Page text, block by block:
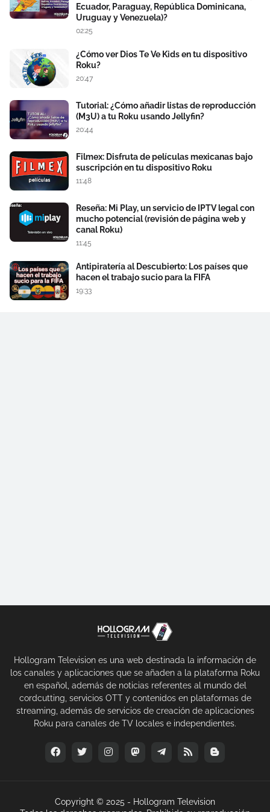
Ecuador, Paraguay, República Dominicana,
Uruguay y Venezuela)?
02:25
¿Cómo ver Dios Te Ve Kids en tu dispositivo
Roku?
20:47
Tutorial: ¿Cómo añadir listas de reproducción
(M3U) a tu Roku usando Jellyfin?
20:44
Filmex: Disfruta de películas mexicanas bajo
suscripción en tu dispositivo Roku
11:48
Reseña: Mi Play, un servicio de IPTV legal con
mucho potencial (revisión de página web y
canal Roku)
11:45
Antipiratería al Descubierto: Los países que
hacen el trabajo sucio para la FIFA
19:33
Hollogram Television es una web destinada la información de
los canales y aplicaciones que se añaden a la plataforma Roku
en español, además de noticias referentes al mundo del
cordcutting, servicios OTT y contenidos en plataformas de
streaming, además de servicios de creación de aplicaciones
Roku para canales de TV locales e independientes.
Copyright © 2025 - Hollogram Television